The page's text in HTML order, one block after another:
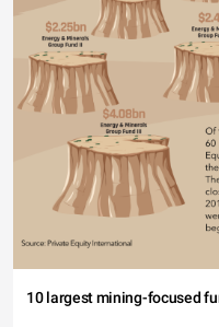
10 largest mining-focused